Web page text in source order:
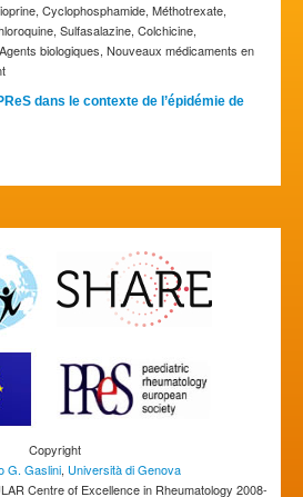
Cyclophosphamide, Méthotrexate,
Sulfasalazine, Colchicine,
biologiques, Nouveaux médicaments en
dans le contexte de l’épidémie de
Copyright
G. Gaslini, Università di Genova
Centre of Excellence in Rheumatology 2008-